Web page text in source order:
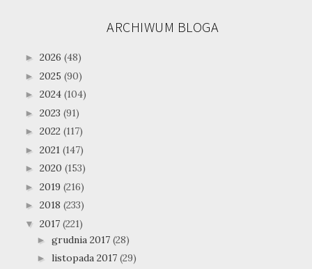
ARCHIWUM BLOGA
► 2026 (48)
► 2025 (90)
► 2024 (104)
► 2023 (91)
► 2022 (117)
► 2021 (147)
► 2020 (153)
► 2019 (216)
► 2018 (233)
▼ 2017 (221)
► grudnia 2017 (28)
► listopada 2017 (29)